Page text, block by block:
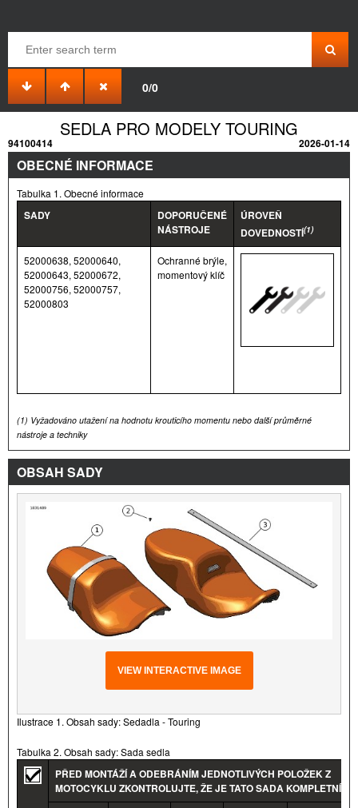
0/0
SEDLA PRO MODELY TOURING
94100414 2026-01-14
OBECNÉ INFORMACE
Tabulka 1. Obecné informace
SADY
DOPORUČENÉ
NÁSTROJE
ÚROVEŇ
DOVEDNOSTÍ(1)
52000638, 52000640,
52000643, 52000672,
52000756, 52000757,
52000803
Ochranné brýle,
momentový klíč
(1) Vyžadováno utažení na hodnotu krouticího momentu nebo další průměrné
nástroje a techniky
OBSAH SADY
VIEW INTERACTIVE IMAGE
Ilustrace 1. Obsah sady: Sedadla - Touring
Tabulka 2. Obsah sady: Sada sedla
PŘED MONTÁŽÍ A ODEBRÁNÍM JEDNOTLIVÝCH POLOŽEK Z
MOTOCYKLU ZKONTROLUJTE, ŽE JE TATO SADA KOMPLETNÍ.